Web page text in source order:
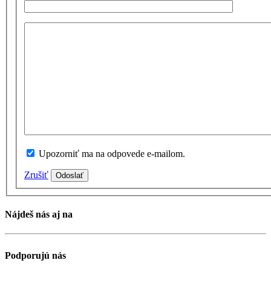
Upozorniť ma na odpovede e-mailom.
Zrušiť Odoslať
Nájdeš nás aj na
Podporujú nás